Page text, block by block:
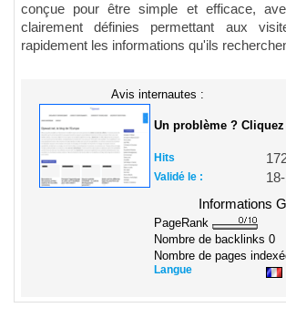
conçue pour être simple et efficace,
clairement définies permettant aux
rapidement les informations qu'ils
Avis internautes :
Un problème ?
Hits
Validé le :
Informations
PageRank
Nombre de backlinks 0
Nombre de pages
Langue